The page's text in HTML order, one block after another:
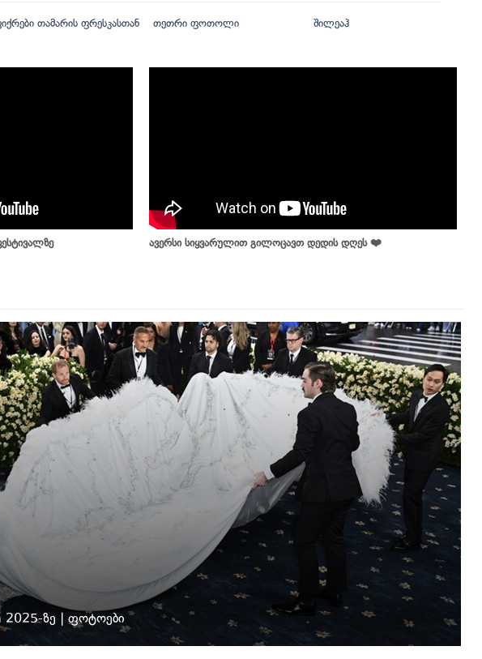
თამარის ფრესკასთან თეთრი ფოთოლი შილეაჰ
ავერსი სიყვარულით გილოცავთ დედის დღეს ❤️
2025-ზე | ფოტოები